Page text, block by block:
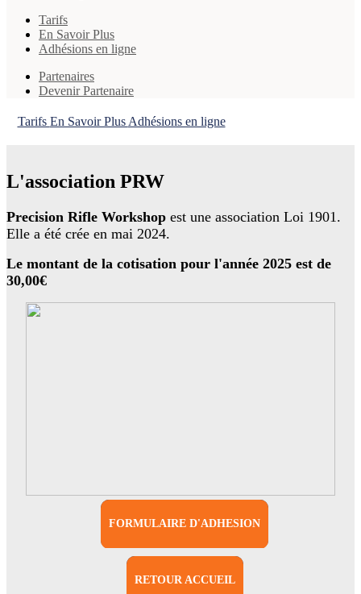
Tarifs
En Savoir Plus
Adhésions en ligne
Partenaires
Devenir Partenaire
Tarifs En Savoir Plus Adhésions en ligne
L'association PRW
Precision Rifle Workshop est une association Loi 1901.
Elle a été crée en mai 2024.
Le montant de la cotisation pour l'année 2025 est de
30,00€
FORMULAIRE D'ADHESION
RETOUR ACCUEIL